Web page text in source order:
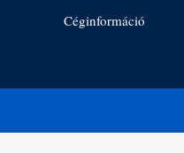
Céginformáció